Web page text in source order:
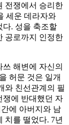
전쟁에서 승리한
세운 데라자와
다. 성을 축조할
공로까지 인정한
해변에 자신의
허문 것은 일개
와 친선관계의 필
쟁에 반대했던 자
에 아버지와 남
치를 떨었다. 7년